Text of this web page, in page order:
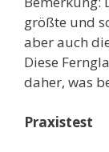
größte und
aber auch
Diese
daher, was
Praxistest